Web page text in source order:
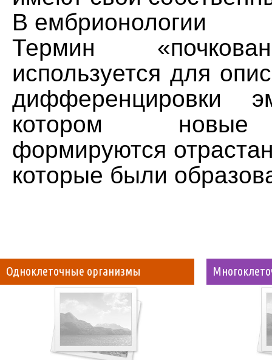
В ембрионологии
Термин
используется для
дифференцировки
котором новые
формируются
которые были
Одноклеточные организмы